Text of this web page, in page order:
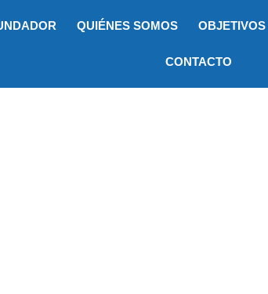
QUIÉNES SOMOS OBJETIVOS
CONTACTO